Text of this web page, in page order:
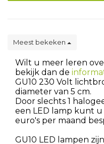
Meest bekeken
Wilt u meer leren
bekijk dan de
GU10 230 Volt
diameter van 5 cm.
Door slechts 1
een LED lamp kunt
euro's per maand
GU10 LED lampen